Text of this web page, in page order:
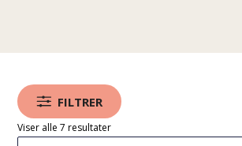
FILTRER
Viser alle 7 resultater